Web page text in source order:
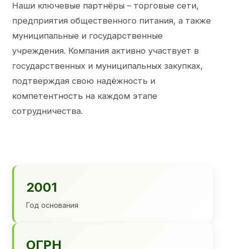
Наши ключевые партнёры – торговые сети,
предприятия общественного питания, а также
муниципальные и государственные
учреждения. Компания активно участвует в
государственных и муниципальных закупках,
подтверждая свою надёжность и
компетентность на каждом этапе
сотрудничества.
2001
Год основания
ОГРН